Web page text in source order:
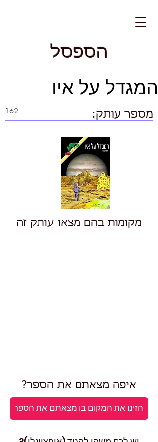
הספסל
מקומות בהם מצאו עותק זה
מספר עותק:
איפה מצאתם את הספר?
המגדל על איו